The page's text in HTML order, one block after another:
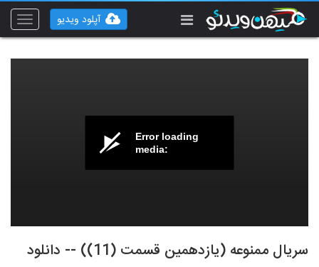
Toggle
آپلود ویدیو
Error loading
media:
سریال ممنوعه (یازدهمین قسمت (11)) -- دانلود